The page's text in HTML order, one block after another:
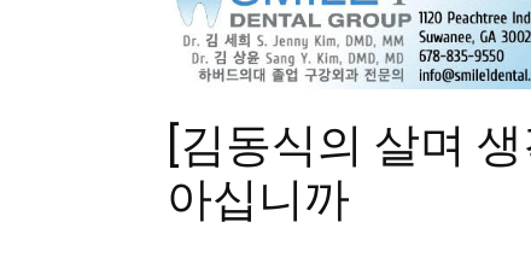
[김동식의 살며
아십니까